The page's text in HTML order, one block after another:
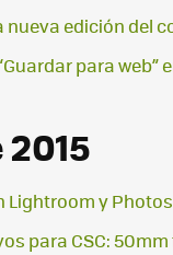
nueva edición del
para web”
Lightroom y
para CSC: 50mm